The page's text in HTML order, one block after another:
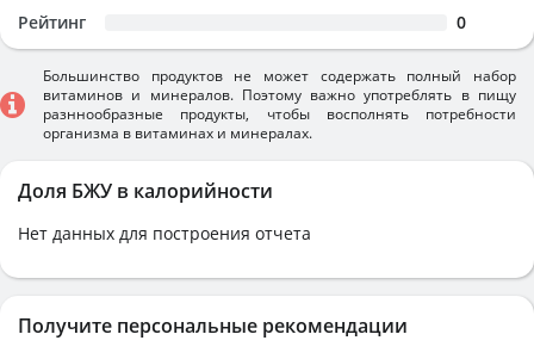
Рейтинг 0
Большинство продуктов не может содержать полный набор
витаминов и минералов. Поэтому важно употреблять в пищу
разннообразные продукты, чтобы восполнять потребности
организма в витаминах и минералах.
Доля БЖУ в калорийности
Нет данных для построения отчета
Получите персональные рекомендации